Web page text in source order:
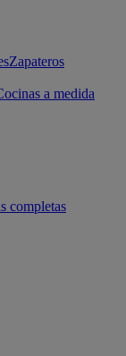
Zapateros
a medida
completas